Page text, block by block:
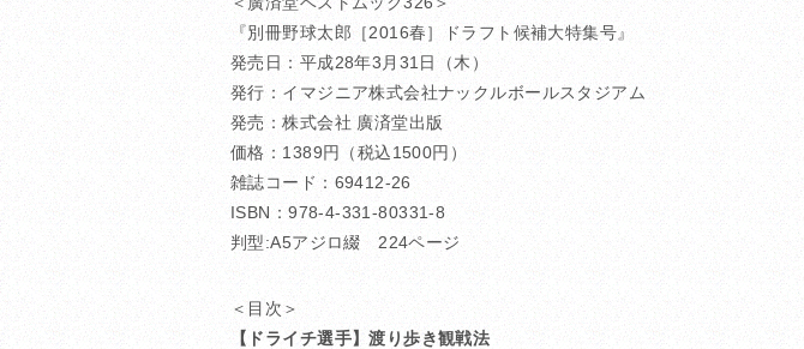
『別冊野球太郎［2016春］ドラフト候補大特集号』
発売日：平成28年3月31日（木）
発行：イマジニア株式会社ナックルボールスタジアム
発売：株式会社 廣済堂出版
価格：1389円（税込1500円）
雑誌コード：69412-26
ISBN：978-4-331-80331-8
判型:A5アジロ綴 224ページ
＜目次＞
【ドライチ選手】渡り歩き観戦法